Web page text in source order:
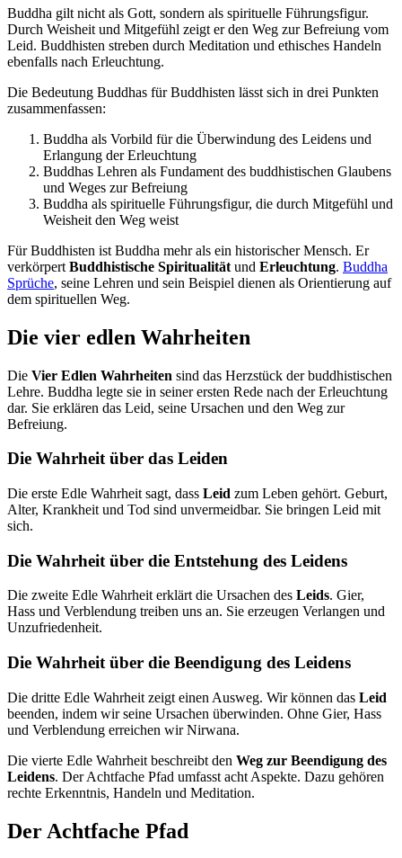
Buddha gilt nicht als Gott, sondern als spirituelle Führungsfigur.
Durch Weisheit und Mitgefühl zeigt er den Weg zur Befreiung vom
Leid. Buddhisten streben durch Meditation und ethisches Handeln
ebenfalls nach Erleuchtung.
Die Bedeutung Buddhas für Buddhisten lässt sich in drei Punkten
zusammenfassen:
Buddha als Vorbild für die Überwindung des Leidens und
Erlangung der Erleuchtung
Buddhas Lehren als Fundament des buddhistischen Glaubens
und Weges zur Befreiung
Buddha als spirituelle Führungsfigur, die durch Mitgefühl und
Weisheit den Weg weist
Für Buddhisten ist Buddha mehr als ein historischer Mensch. Er
verkörpert Buddhistische Spiritualität und Erleuchtung. Buddha
Sprüche, seine Lehren und sein Beispiel dienen als Orientierung auf
dem spirituellen Weg.
Die vier edlen Wahrheiten
Die Vier Edlen Wahrheiten sind das Herzstück der buddhistischen
Lehre. Buddha legte sie in seiner ersten Rede nach der Erleuchtung
dar. Sie erklären das Leid, seine Ursachen und den Weg zur
Befreiung.
Die Wahrheit über das Leiden
Die erste Edle Wahrheit sagt, dass Leid zum Leben gehört. Geburt,
Alter, Krankheit und Tod sind unvermeidbar. Sie bringen Leid mit
sich.
Die Wahrheit über die Entstehung des Leidens
Die zweite Edle Wahrheit erklärt die Ursachen des Leids. Gier,
Hass und Verblendung treiben uns an. Sie erzeugen Verlangen und
Unzufriedenheit.
Die Wahrheit über die Beendigung des Leidens
Die dritte Edle Wahrheit zeigt einen Ausweg. Wir können das Leid
beenden, indem wir seine Ursachen überwinden. Ohne Gier, Hass
und Verblendung erreichen wir Nirwana.
Die vierte Edle Wahrheit beschreibt den Weg zur Beendigung des
Leidens. Der Achtfache Pfad umfasst acht Aspekte. Dazu gehören
rechte Erkenntnis, Handeln und Meditation.
Der Achtfache Pfad